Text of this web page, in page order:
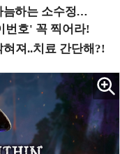
크숍 (8/28 신논현역)